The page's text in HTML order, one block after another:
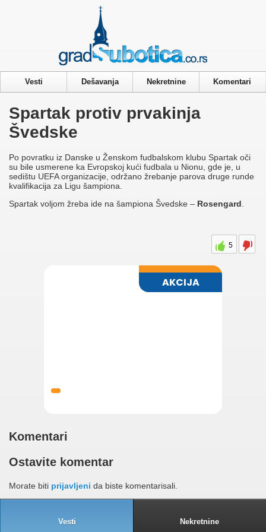
Vesti Dešavanja Nekretnine Komentari
Spartak protiv prvakinja
Švedske
Po povratku iz Danske u Ženskom fudbalskom klubu Spartak oči
su bile usmerene ka Evropskoj kući fudbala u Nionu, gde je, u
sedištu UEFA organizacije, održano žrebanje parova druge runde
kvalifikacija za Ligu šampiona.
Spartak voljom žreba ide na šampiona Švedske – Rosengard.
5
Komentari
Ostavite komentar
Morate biti prijavljeni da biste komentarisali.
Vesti Nekretnine
Privacy & Cookies Policy